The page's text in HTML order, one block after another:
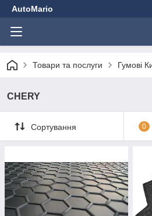
AutoMario
Товари та послуги Гумові
CHERY
Сортування 0